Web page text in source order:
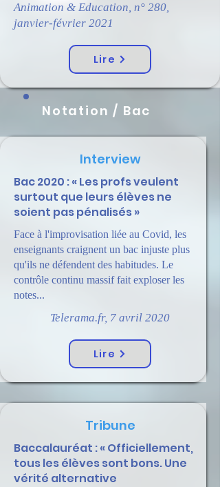
Animation & Education, n° 280,
janvier-février 2021
Lire
Notation / Bac
Interview
Bac 2020 : « Les profs veulent
surtout que leurs élèves ne
soient pas pénalisés »
Face à l'improvisation liée au Covid, les
enseignants craignent un bac injuste plus
qu'ils ne défendent des habitudes. Le
contrôle continu massif fait exploser les
notes...
Telerama.fr, 7 avril 2020
Lire
Tribune
Baccalauréat : « Officiellement,
tous les élèves sont bons. Une
vérité alternative